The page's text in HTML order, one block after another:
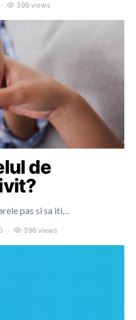
399 views
de
pas si sa iti…
396 views